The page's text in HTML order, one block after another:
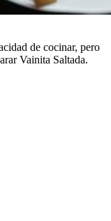
de cocinar, pero
Vainita Saltada.